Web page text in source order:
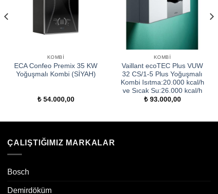
KOMBI
ECA Confeo Premix 35 KW
Yoğuşmalı Kombi (SİYAH)
₺54.000,00
KOMBI
Vaillant ecoTEC Plus VUW
32 CS/1-5 Plus Yoğuşmalı
Kombi Isıtma:20.000 kcal/h
ve Sıcak Su:26.000 kcal/h
₺93.000,00
ÇALIŞTIĞIMIZ MARKALAR
Bosch
Demirdöküm